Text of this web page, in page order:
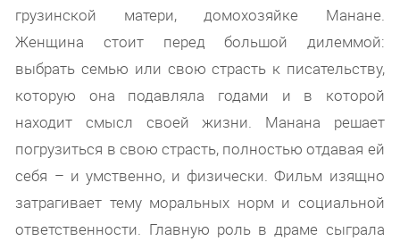
грузинской матери, домохозяйке Манане.
Женщина стоит перед большой дилеммой:
выбрать семью или свою страсть к писательству,
которую она подавляла годами и в которой
находит смысл своей жизни. Манана решает
погрузиться в свою страсть, полностью отдавая ей
себя – и умственно, и физически. Фильм изящно
затрагивает тему моральных норм и социальной
ответственности. Главную роль в драме сыграла